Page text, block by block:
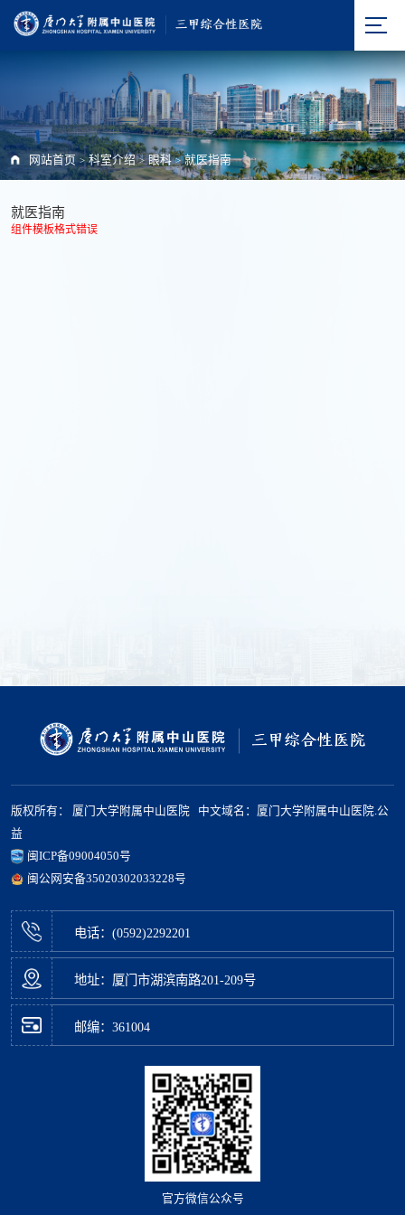
网站首页 > 科室介绍 > 眼科 > 就医指南
就医指南
组件模板格式错误
版权所有： 厦门大学附属中山医院 中文域名：厦门大学附属中山医院.公
益
闽ICP备09004050号
闽公网安备35020302033228号
电话：(0592)2292201
地址：厦门市湖滨南路201-209号
邮编：361004
官方微信公众号